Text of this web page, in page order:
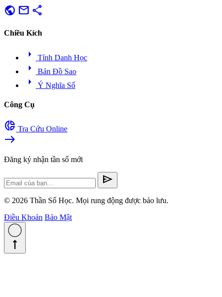
public mail share
Chiều Kích
arrow_right Tính Danh Học
arrow_right Bản Đồ Sao
arrow_right Ý Nghĩa Số
Công Cụ
donut_small Tra Cứu Online
east
Đăng ký nhận tần số mới
send
© 2026 Thần Số Học. Mọi rung động được bảo lưu.
Điều Khoản Bảo Mật
straight